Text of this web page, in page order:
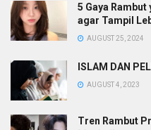
5 Gaya
agar Tampil
AUGUST 25, 2024
ISLAM DAN
AUGUST 4, 2023
Tren Rambut